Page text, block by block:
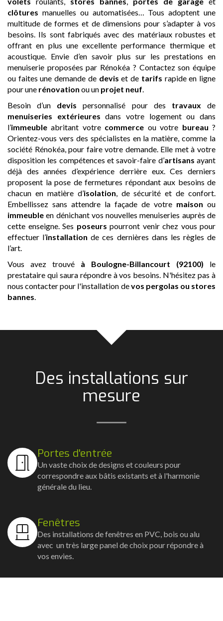
clôtures manuelles ou automatisées… Tous adoptent une
multitude de formes et de dimensions pour s’adapter à vos
besoins. Ils sont fabriqués avec des matériaux robustes et
offrant en plus une excellente performance thermique et
acoustique. Envie d’en savoir plus sur les prestations en
menuiserie proposées par Rénokéa ? Contactez son équipe
ou faites une demande de devis et de tarifs rapide en ligne
pour une rénovation ou un projet neuf
Besoin d’un devis personnalisé pour des travaux de
menuiseries extérieures dans votre logement ou dans
l’immeuble abritant votre commerce ou votre bureau ?
Orientez-vous vers des spécialistes en la matière, comme la
société Rénokéa, pour faire votre demande. Elle met à votre
disposition les compétences et savoir-faire d’artisans ayant
déjà des années d’expérience derrière eux. Ces derniers
proposent la pose de fermetures répondant aux besoins de
chacun en matière d’isolation , de sécurité et de confort.
Embellissez sans attendre la façade de votre maison ou
immeuble en dénichant vos nouvelles menuiseries auprès de
cette enseigne. Ses poseurs pourront venir chez vous pour
effectuer l’installation de ces dernières dans les règles de
l’art.
Vous avez trouvé à Boulogne-Billancourt (92100) le
prestataire qui saura répondre à vos besoins. N'hésitez pas à
nous contacter pour l'installation devos pergolas ou stores
bannes
Des installations sur
mesure
Portes d'entrée
Un vaste choix de designs et couleurs pour
correspondre aux bâtis existants et à l'harmonie
générale du lieu.
Fenêtres
Des installations de fenêtres en PVC, bois ou alu
avec un très large panel de choix pour répondre à
vos envies.